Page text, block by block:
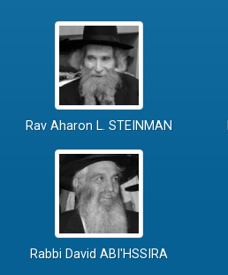
Rav Aharon L. STEINMAN
Rabbi David ABI'HSSIRA